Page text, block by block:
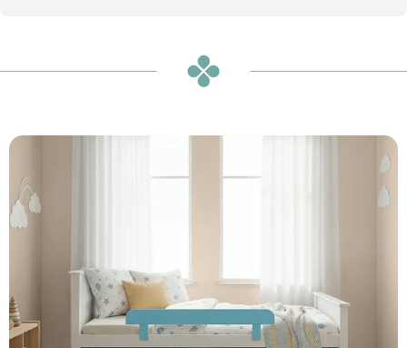
₪2,990